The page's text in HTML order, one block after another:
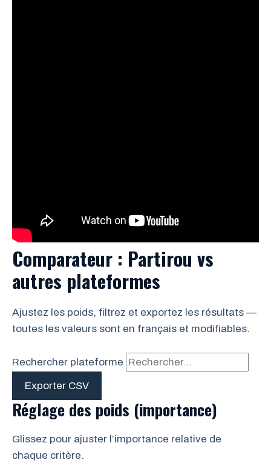
Comparateur : Partirou vs
autres plateformes
Ajustez les poids, filtrez et exportez les résultats —
toutes les valeurs sont en français et modifiables.
Rechercher plateforme
Exporter CSV
Réglage des poids (importance)
Glissez pour ajuster l’importance relative de
chaque critère.